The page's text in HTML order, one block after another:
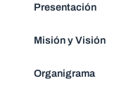
Presentación
Misión y Visión
Organigrama